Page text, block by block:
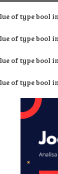
of type bool in
of type bool in
of type bool in
of type bool in